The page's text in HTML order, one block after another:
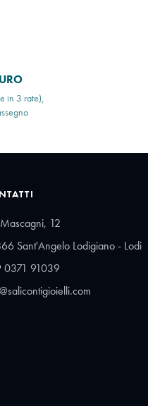
in 3 rate),
12
Sant'Angelo Lodigiano - Lodi
0371 91039